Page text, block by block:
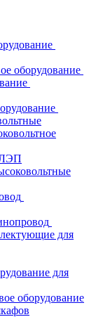
оборудование
ЛЭП
для
для
оборудование